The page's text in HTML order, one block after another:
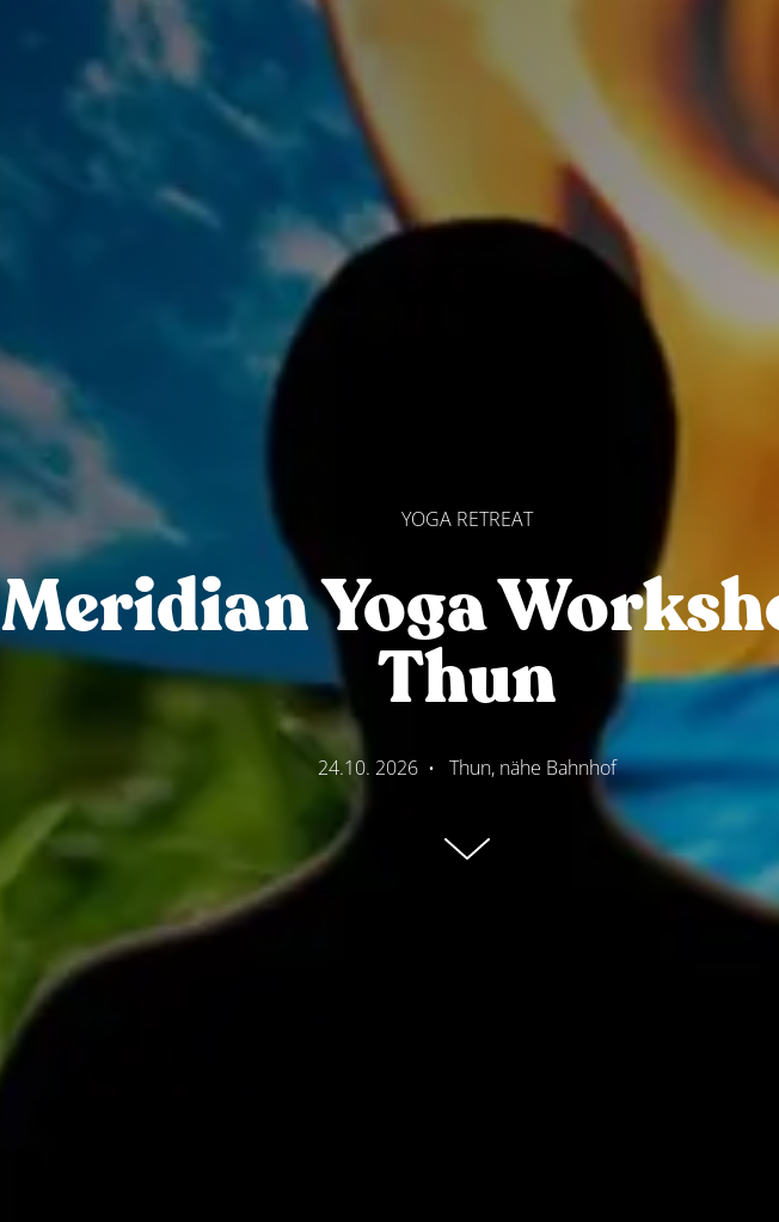
YOGA RETREAT
Meridian Yoga
Thun
24.10. 2026 • Thun, nähe Bahnhof